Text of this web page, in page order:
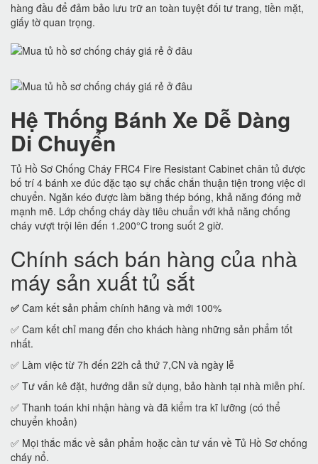
hàng đầu để đảm bảo lưu trữ an toàn tuyệt đối tư trang, tiền mặt,
giấy tờ quan trọng.
Hệ Thống Bánh Xe Dễ Dàng
Di Chuyển
Tủ Hồ Sơ Chống Cháy FRC4 Fire Resistant Cabinet chân tủ được
bố trí 4 bánh xe đúc đặc tạo sự chắc chắn thuận tiện trong việc di
chuyển. Ngăn kéo được làm bằng thép bóng, khả năng đóng mở
mạnh mẽ. Lớp chống cháy dày tiêu chuẩn với khả năng chống
cháy vượt trội lên đến 1.200°C trong suốt 2 giờ.
Chính sách bán hàng của nhà
máy sản xuất tủ sắt
✅ Cam kết sản phẩm chính hãng và mới 100%
✅ Cam kết chỉ mang đến cho khách hàng những sản phẩm tốt
nhất.
✅ Làm việc từ 7h đến 22h cả thứ 7,CN và ngày lễ
✅ Tư vấn kê đặt, hướng dẫn sử dụng, bảo hành tại nhà miễn phí.
✅ Thanh toán khi nhận hàng và đã kiểm tra kĩ lưỡng (có thể
chuyển khoản)
✅ Mọi thắc mắc về sản phẩm hoặc cần tư vấn về Tủ Hồ Sơ chống
cháy nổ.